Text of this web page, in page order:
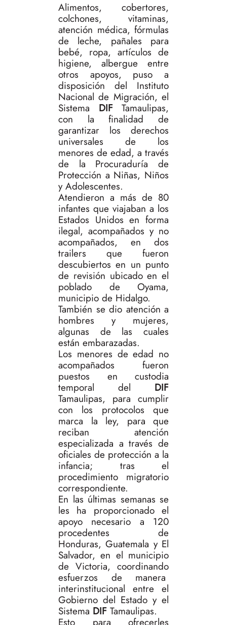
Alimentos, cobertores,
colchones, vitaminas,
atención médica, fórmulas
de leche, pañales para
bebé, ropa, artículos de
higiene, albergue entre
otros apoyos, puso a
disposición del Instituto
Nacional de Migración, el
Sistema DIFTamaulipas,
con la finalidad de
garantizar los derechos
universales de los
menores de edad, a través
de la Procuraduría de
Protección a Niñas, Niños
y Adolescentes.
Atendieron a más de 80
infantes que viajaban a los
Estados Unidos en forma
ilegal, acompañados y no
acompañados, en dos
trailers que fueron
descubiertos en un punto
de revisión ubicado en el
poblado de Oyama,
municipio de Hidalgo.
También se dio atención a
hombres y mujeres,
algunas de las cuales
están embarazadas.
Los menores de edad no
acompañados fueron
puestos en custodia
temporal del DIF
Tamaulipas, para cumplir
con los protocolos que
marca la ley, para que
reciban atención
especializada a través de
oficiales de protección a la
infancia; tras el
procedimiento migratorio
correspondiente.
En las últimas semanas se
les ha proporcionado el
apoyo necesario a 120
procedentes de
Honduras, Guatemala y El
Salvador, en el municipio
de Victoria, coordinando
esfuerzos de manera
interinstitucional entre el
Gobierno del Estado y el
Sistema DIF Tamaulipas.